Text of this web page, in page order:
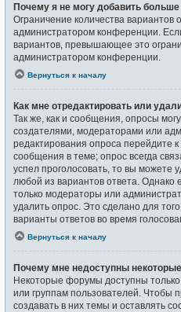
Почему я не могу добавить больше
Ограничение количества вариантов
администратором конференции.
вариантов, превышающее это
администратором конференции.
Вернуться к началу
Как мне отредактировать или
Так же, как и сообщения, опросы
создателями, модераторами или
редактирования опроса перейдите
сообщения в теме; опрос всегда
успел проголосовать, то вы можете
любой из вариантов ответа. Однако
только модераторы или
удалить опрос. Это сделано для
варианты ответов во время
Вернуться к началу
Почему мне недоступны
Некоторые форумы доступны
или группам пользователей. Чтобы
создавать в них темы и оставлять